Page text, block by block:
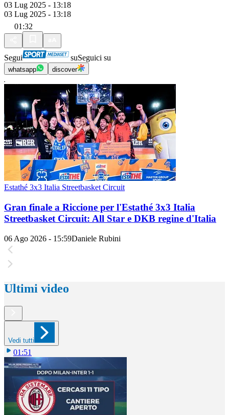
03 Lug 2025 - 13:18
03 Lug 2025 - 13:18
01:32
Segui suSeguici su
whatsapp discover
Estathé 3x3 Italia Streetbasket Circuit
Gran finale a Riccione per l'Estathé 3x3 Italia
Streetbasket Circuit: All Star e DKB regine d'Italia
06 Ago 2026 - 15:59Daniele Rubini
Ultimi video
Vedi tutti
01:51